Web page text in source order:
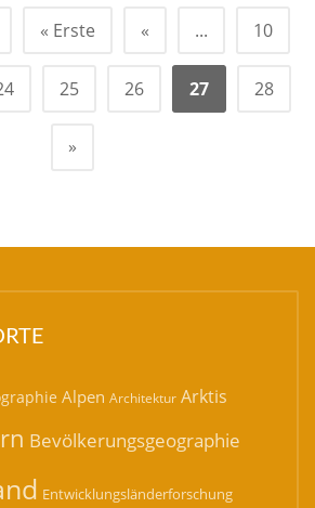
« Erste « ... 10
25 26 27 28
»
Alpen Architektur Arktis
Bevölkerungsgeographie
Entwicklungsländerforschung